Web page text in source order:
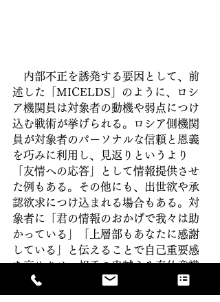
内部不正を誘発する要因として、前
述した「MICELDS」のように、ロシ
ア機関員は対象者の動機や弱点につけ
込む戦術が挙げられる。ロシア側機関
員が対象者のパーソナルな信頼と恩義
を巧みに利用し、見返りというより
「友情への応答」として情報提供させ
た例もある。その他にも、出世欲や承
認欲求につけ込まれる場合もある。対
象者に「君の情報のおかげで我々は助
かっている」「上層部もあなたに感謝
している」と伝えることで自己重要感
を高めさせ、相手の忠誠心や奉仕意識
を操作するのだ。このようにインサイ
ダーが不正に手を染める背景には、金